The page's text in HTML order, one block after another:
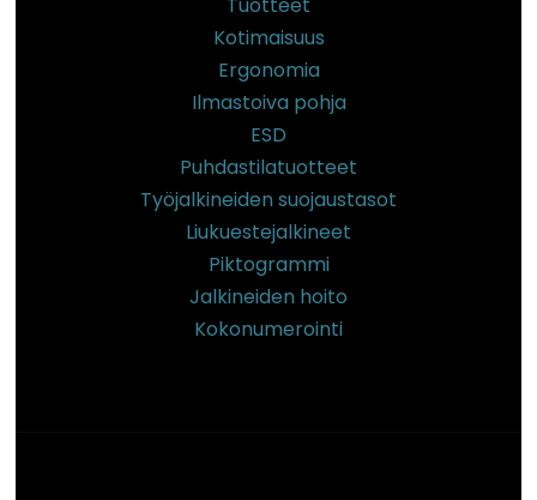
Tuotteet
Kotimaisuus
Ergonomia
Ilmastoiva pohja
ESD
Puhdastilatuotteet
Työjalkineiden suojaustasot
Liukuestejalkineet
Piktogrammi
Jalkineiden hoito
Kokonumerointi